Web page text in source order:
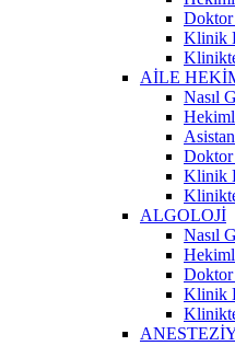
Doktor
Klinik
AİLE
Nasıl
Doktor
Klinik
ALGOLOJİ
Nasıl
Doktor
Klinik